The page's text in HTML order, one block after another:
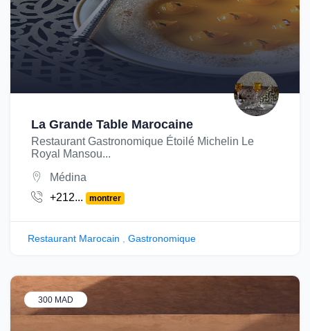
La Grande Table Marocaine
Restaurant Gastronomique Étoilé Michelin Le
Royal Mansou...
Médina
+212...
montrer
Restaurant Marocain Gastronomique
300 MAD